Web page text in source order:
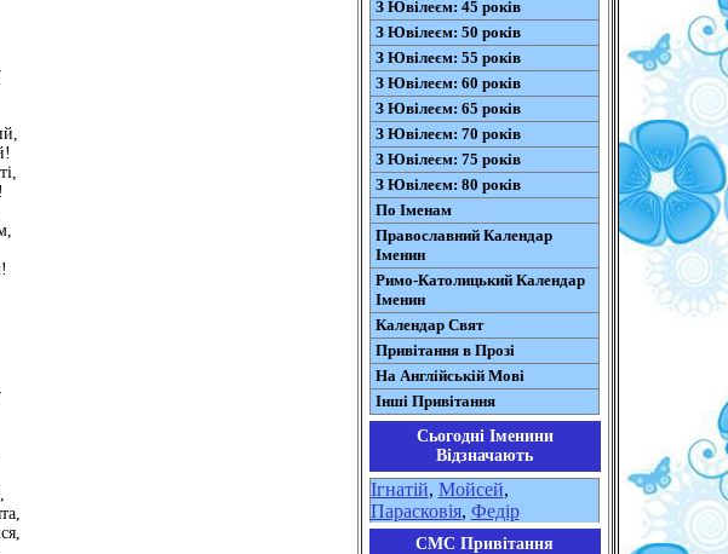
З Ювілеєм: 45 років
З Ювілеєм: 50 років
З Ювілеєм: 55 років
З Ювілеєм: 60 років
З Ювілеєм: 65 років
З Ювілеєм: 70 років
З Ювілеєм: 75 років
З Ювілеєм: 80 років
По Іменам
Православний Календар
Іменин
Римо-Католицький Календар
Іменин
Календар Свят
Привітання в Прозі
На Англійській Мові
Інші Привітання
Сьогодні Іменини
Відзначають
Ігнатій, Мойсей,
Парасковія, Федір
СМС Привітання